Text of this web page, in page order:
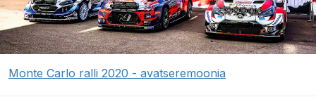
Monte Carlo ralli 2020 - avatseremoonia